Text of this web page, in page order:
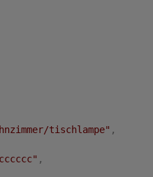
tischlampe" ,
,